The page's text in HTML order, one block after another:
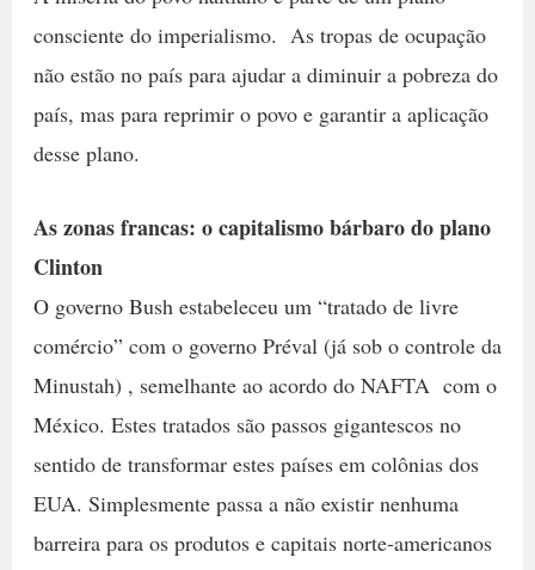
consciente do imperialismo. As tropas de ocupação
não estão no país para ajudar a diminuir a pobreza do
país, mas para reprimir o povo e garantir a aplicação
desse plano.
As zonas francas: o capitalismo bárbaro do plano
Clinton
O governo Bush estabeleceu um “tratado de livre
comércio” com o governo Préval (já sob o controle da
Minustah) , semelhante ao acordo do NAFTA com o
México. Estes tratados são passos gigantescos no
sentido de transformar estes países em colônias dos
EUA. Simplesmente passa a não existir nenhuma
barreira para os produtos e capitais norte-americanos